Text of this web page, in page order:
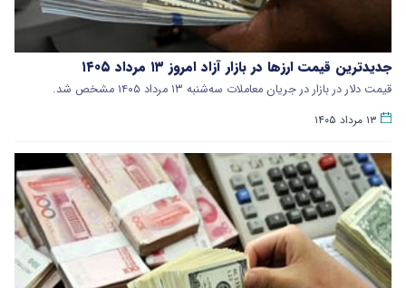
جدیدترین قیمت ارزها در بازار آزاد امروز ۱۳ مرداد ۱۴۰۵
قیمت دلار در بازار در جریان معاملات سه‌شنبه ۱۳ مرداد ۱۴۰۵ مشخص شد.
۱۳ مرداد ۱۴۰۵